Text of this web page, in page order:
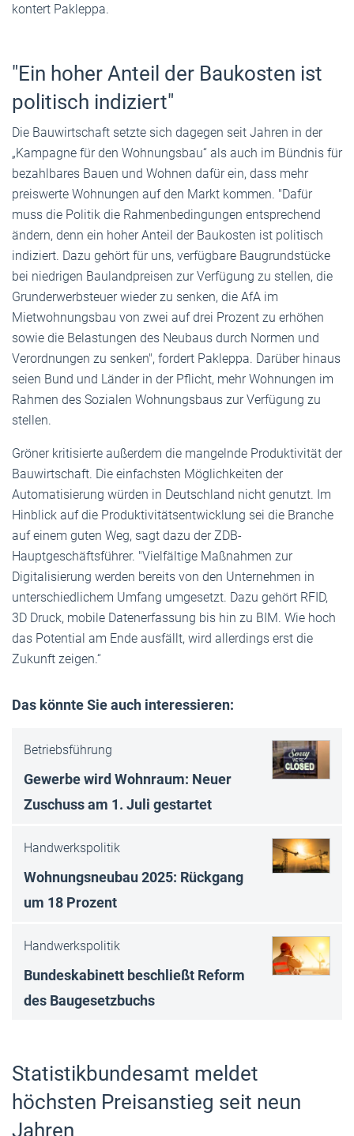
kontert Pakleppa.
"Ein hoher Anteil der Baukosten ist
politisch indiziert"
Die Bauwirtschaft setzte sich dagegen seit Jahren in der
„Kampagne für den Wohnungsbau“ als auch im Bündnis für
bezahlbares Bauen und Wohnen dafür ein, dass mehr
preiswerte Wohnungen auf den Markt kommen. "Dafür
muss die Politik die Rahmenbedingungen entsprechend
ändern, denn ein hoher Anteil der Baukosten ist politisch
indiziert. Dazu gehört für uns, verfügbare Baugrundstücke
bei niedrigen Baulandpreisen zur Verfügung zu stellen, die
Grunderwerbsteuer wieder zu senken, die AfA im
Mietwohnungsbau von zwei auf drei Prozent zu erhöhen
sowie die Belastungen des Neubaus durch Normen und
Verordnungen zu senken", fordert Pakleppa. Darüber hinaus
seien Bund und Länder in der Pflicht, mehr Wohnungen im
Rahmen des Sozialen Wohnungsbaus zur Verfügung zu
stellen.
Gröner kritisierte außerdem die mangelnde Produktivität der
Bauwirtschaft. Die einfachsten Möglichkeiten der
Automatisierung würden in Deutschland nicht genutzt. Im
Hinblick auf die Produktivitätsentwicklung sei die Branche
auf einem guten Weg, sagt dazu der ZDB-
Hauptgeschäftsführer. "Vielfältige Maßnahmen zur
Digitalisierung werden bereits von den Unternehmen in
unterschiedlichem Umfang umgesetzt. Dazu gehört RFID,
3D Druck, mobile Datenerfassung bis hin zu BIM. Wie hoch
das Potential am Ende ausfällt, wird allerdings erst die
Zukunft zeigen.“
Das könnte Sie auch interessieren:
Betriebsführung
Gewerbe wird Wohnraum: Neuer
Zuschuss am 1. Juli gestartet
Handwerkspolitik
Wohnungsneubau 2025: Rückgang
um 18 Prozent
Handwerkspolitik
Bundeskabinett beschließt Reform
des Baugesetzbuchs
Statistikbundesamt meldet
höchsten Preisanstieg seit neun
Jahren